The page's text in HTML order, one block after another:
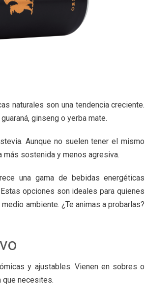
naturales son una tendencia creciente.
ginseng o yerba mate.
Aunque no suelen tener el mismo
sostenida y menos agresiva.
una gama de bebidas energéticas
opciones son ideales para quienes
ambiente. ¿Te animas a probarlas?
y ajustables. Vienen en sobres o
que necesites.